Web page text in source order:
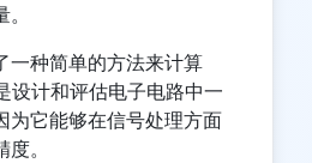
一种简单的方法来计算
设计和评估电子电路中一
为它能够在信号处理方面
。